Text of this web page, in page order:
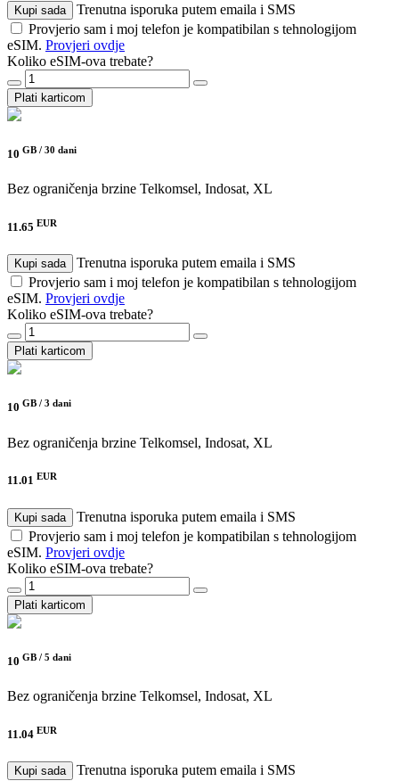
Kupi sada
Trenutna isporuka putem emaila i SMS
Provjerio sam i moj telefon je kompatibilan s tehnologijom
eSIM. Provjeri ovdje
Koliko eSIM-ova trebate?
Plati karticom
10 GB / 30 dani
Bez ograničenja brzine Telkomsel, Indosat, XL
11.65 EUR
Kupi sada
Trenutna isporuka putem emaila i SMS
Provjerio sam i moj telefon je kompatibilan s tehnologijom
eSIM. Provjeri ovdje
Koliko eSIM-ova trebate?
Plati karticom
10 GB / 3 dani
Bez ograničenja brzine Telkomsel, Indosat, XL
11.01 EUR
Kupi sada
Trenutna isporuka putem emaila i SMS
Provjerio sam i moj telefon je kompatibilan s tehnologijom
eSIM. Provjeri ovdje
Koliko eSIM-ova trebate?
Plati karticom
10 GB / 5 dani
Bez ograničenja brzine Telkomsel, Indosat, XL
11.04 EUR
Kupi sada
Trenutna isporuka putem emaila i SMS